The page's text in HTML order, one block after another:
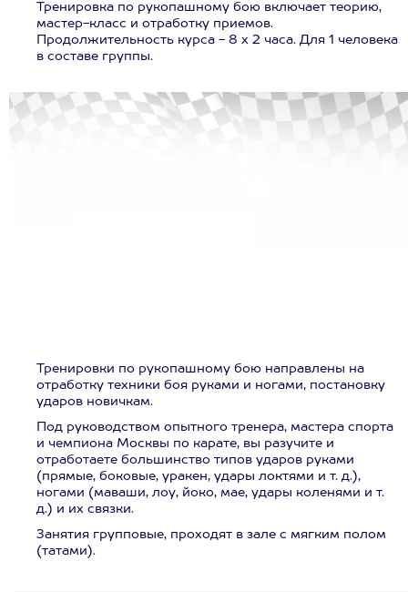
Тренировка по рукопашному бою включает теорию,
мастер-класс и отработку приемов.
Продолжительность курса - 8 х 2 часа. Для 1 человека
в составе группы.
Тренировки по рукопашному бою направлены на
отработку техники боя руками и ногами, постановку
ударов новичкам.
Под руководством опытного тренера, мастера спорта
и чемпиона Москвы по карате, вы разучите и
отработаете большинство типов ударов руками
(прямые, боковые, уракен, удары локтями и т. д.),
ногами (маваши, лоу, йоко, мае, удары коленями и т.
д.) и их связки.
Занятия групповые, проходят в зале с мягким полом
(татами).